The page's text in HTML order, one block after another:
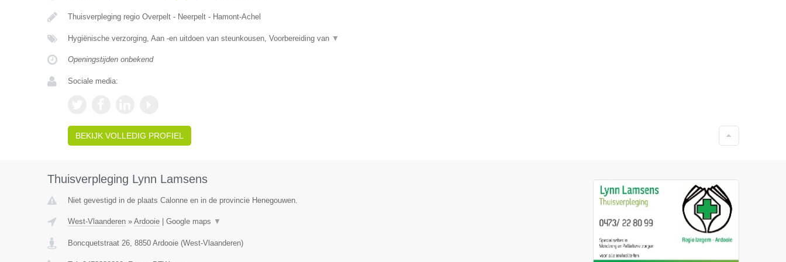
Thuisverpleging regio Overpelt - Neerpelt - Hamont-Achel
Hygiënische verzorging, Aan -en uitdoen van steunkousen, Voorbereiding van ▼
Openingstijden onbekend
Sociale media:
BEKIJK VOLLEDIG PROFIEL
Thuisverpleging Lynn Lamsens
Niet gevestigd in de plaats Calonne en in de provincie Henegouwen.
West-Vlaanderen» Ardooie| Google maps ▼
Boncquetstraat 26, 8850 Ardooie(West-Vlaanderen)